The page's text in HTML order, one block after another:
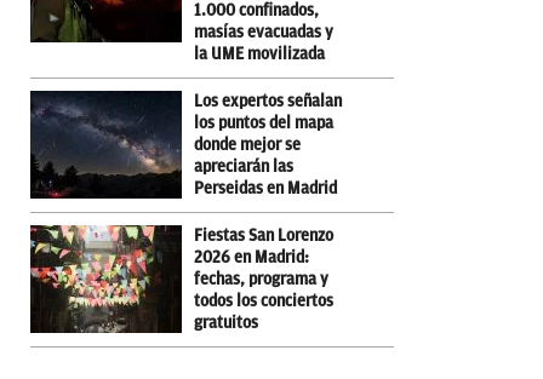
1.000 confinados,
masías evacuadas y
la UME movilizada
Los expertos señalan
los puntos del mapa
donde mejor se
apreciarán las
Perseidas en Madrid
Fiestas San Lorenzo
2026 en Madrid:
fechas, programa y
todos los conciertos
gratuitos